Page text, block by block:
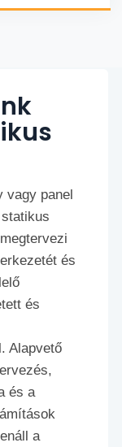
vagy panel
és
és
Alapvető
és a
a